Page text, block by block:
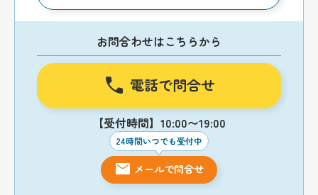
お問合わせはこちらから
電話で問合せ
【受付時間】10:00〜19:00
24時間いつでも受付中
メールで問合せ